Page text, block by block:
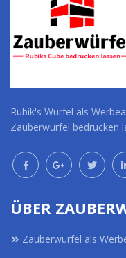
Rubik's Würfel als
Zauberwürfel bedrucken
ÜBER
Zauberwürfel als